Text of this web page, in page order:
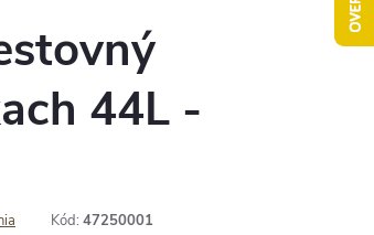
44L -
Kód: 47250001